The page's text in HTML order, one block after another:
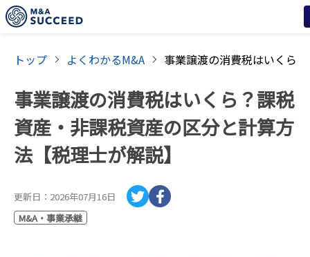
トップ よくわかるM&A
事業譲渡の消費税はいくら？課税
資産・非課税資産の区分と計算方
法【税理士が解説】
更新日： 2026年07月16日
M&A・事業承継